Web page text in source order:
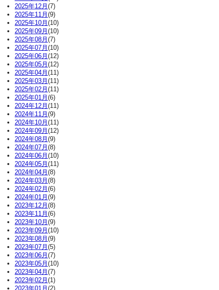
2025年12月 (7)
2025年11月 (9)
2025年10月 (10)
2025年09月 (10)
2025年08月 (7)
2025年07月 (10)
2025年06月 (12)
2025年05月 (12)
2025年04月 (11)
2025年03月 (11)
2025年02月 (11)
2025年01月 (6)
2024年12月 (11)
2024年11月 (9)
2024年10月 (11)
2024年09月 (12)
2024年08月 (9)
2024年07月 (8)
2024年06月 (10)
2024年05月 (11)
2024年04月 (8)
2024年03月 (8)
2024年02月 (6)
2024年01月 (9)
2023年12月 (8)
2023年11月 (6)
2023年10月 (9)
2023年09月 (10)
2023年08月 (9)
2023年07月 (5)
2023年06月 (7)
2023年05月 (10)
2023年04月 (7)
2023年02月 (1)
2023年01月 (2)